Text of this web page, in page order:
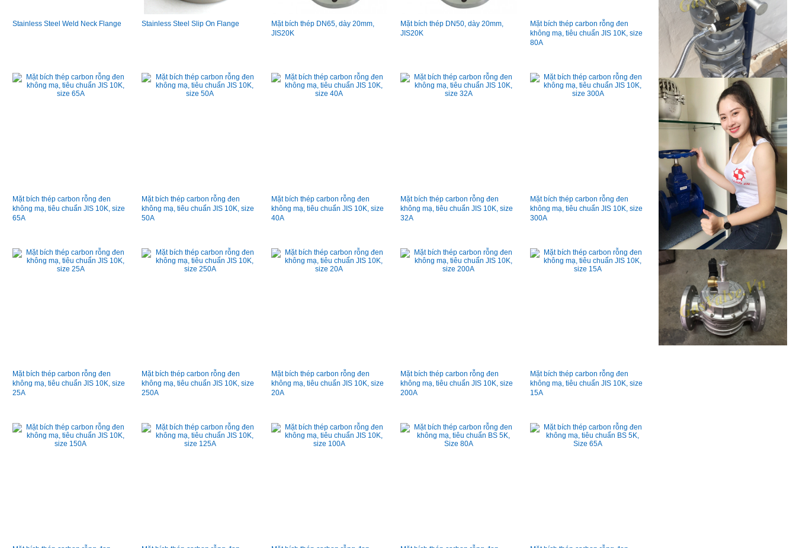
Stainless Steel Weld Neck Flange Stainless Steel Slip On Flange
Mặt bích thép DN65, dày 20mm,
JIS20K
Mặt bích thép DN50, dày 20mm,
JIS20K
Mặt bích thép carbon rỗng đen
không mạ, tiêu chuẩn JIS 10K, size
80A
Mặt bích thép carbon rỗng đen
không mạ, tiêu chuẩn JIS 10K, size
65A
Mặt bích thép carbon rỗng đen
không mạ, tiêu chuẩn JIS 10K, size
50A
Mặt bích thép carbon rỗng đen
không mạ, tiêu chuẩn JIS 10K, size
40A
Mặt bích thép carbon rỗng đen
không mạ, tiêu chuẩn JIS 10K, size
32A
Mặt bích thép carbon rỗng đen
không mạ, tiêu chuẩn JIS 10K, size
300A
Mặt bích thép carbon rỗng đen
không mạ, tiêu chuẩn JIS 10K, size
25A
Mặt bích thép carbon rỗng đen
không mạ, tiêu chuẩn JIS 10K, size
250A
Mặt bích thép carbon rỗng đen
không mạ, tiêu chuẩn JIS 10K, size
20A
Mặt bích thép carbon rỗng đen
không mạ, tiêu chuẩn JIS 10K, size
200A
Mặt bích thép carbon rỗng đen
không mạ, tiêu chuẩn JIS 10K, size
15A